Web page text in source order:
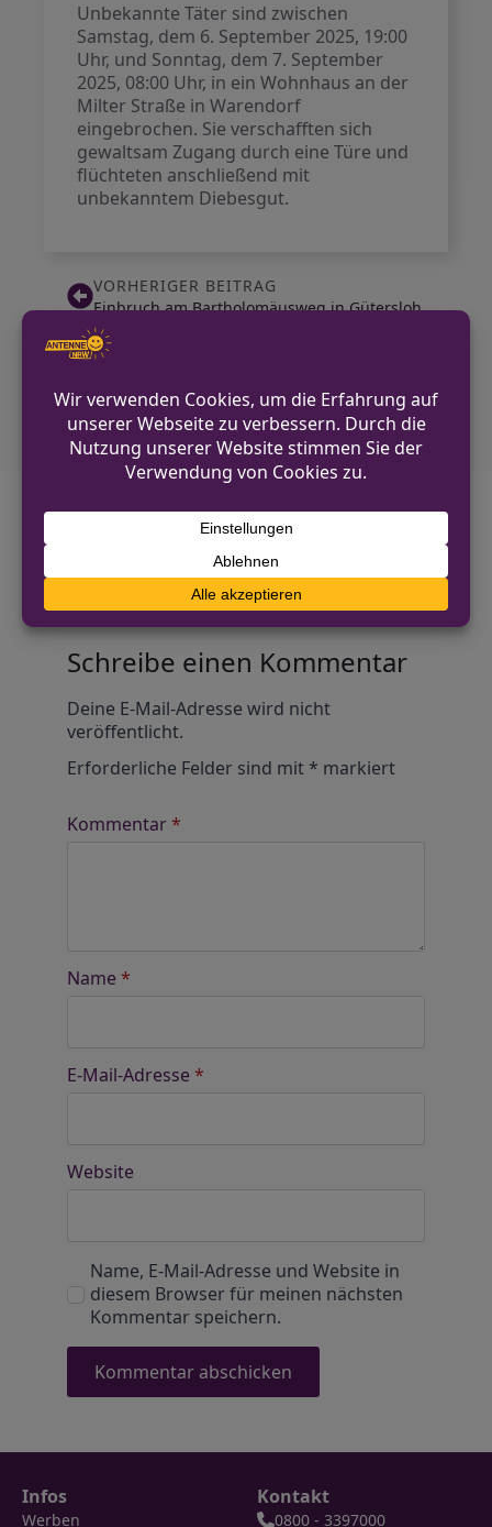
Unbekannte Täter sind zwischen
Samstag, dem 6. September 2025, 19:00
Uhr, und Sonntag, dem 7. September
2025, 08:00 Uhr, in ein Wohnhaus an der
Milter Straße in Warendorf
eingebrochen. Sie verschafften sich
gewaltsam Zugang durch eine Türe und
flüchteten anschließend mit
unbekanntem Diebesgut.
VORHERIGER BEITRAG
Einbruch am Bartholomäusweg in Gütersloh
Mülltonnen in Alstätte brennen – Polizei
Diskutiere mit!
Anonym und ganz ohne Anmeldezwang!
Alle Kommentare werden von unserer Redaktion im
Vorfeld geprüft.
Schreibe einen Kommentar
Deine E-Mail-Adresse wird nicht
veröffentlicht.
Erforderliche Felder sind mit* markiert
Kommentar*
Name *
E-Mail-Adresse *
Website
Name, E-Mail-Adresse und Website in
diesem Browser für meinen nächsten
Kommentar speichern.
Infos
Werben
Kontakt
0800 - 3397000